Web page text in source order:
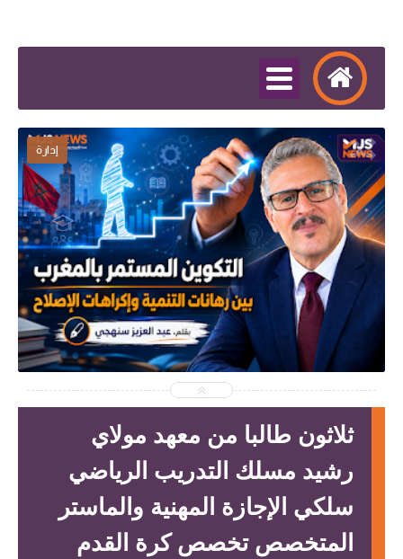
إدارة
2026-06-07
أخبار الشبيبة والرياضة
شاهد الموضوع
ثلاثون طالبا من معهد مولاي
رشيد مسلك التدريب الرياضي
سلكي الإجازة المهنية والماستر
المتخصص تخصص كرة القدم